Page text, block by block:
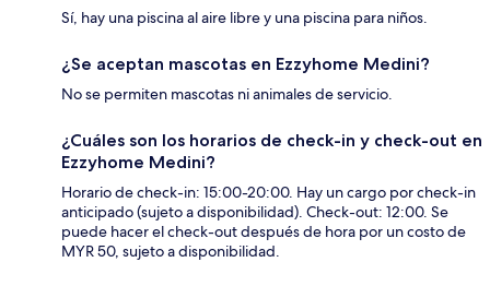
Sí, hay una piscina al aire libre y una piscina para niños.
¿Se aceptan mascotas en Ezzyhome Medini?
No se permiten mascotas ni animales de servicio.
¿Cuáles son los horarios de check-in y check-out en
Ezzyhome Medini?
Horario de check-in: 15:00-20:00. Hay un cargo por check-in
anticipado (sujeto a disponibilidad). Check-out: 12:00. Se
puede hacer el check-out después de hora por un costo de
MYR 50, sujeto a disponibilidad.